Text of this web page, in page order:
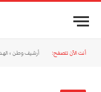
أنت الآن تتصفح: أرشيف وطن »